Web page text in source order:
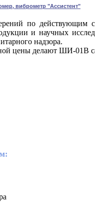
виброметр "Ассистент"
по
и научных
надзора.
цены делают ШИ-01В